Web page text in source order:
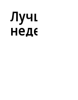
Лучшие
недели